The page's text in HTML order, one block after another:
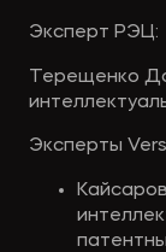
Эксперт РЭЦ:
Терещенко
Эксперты